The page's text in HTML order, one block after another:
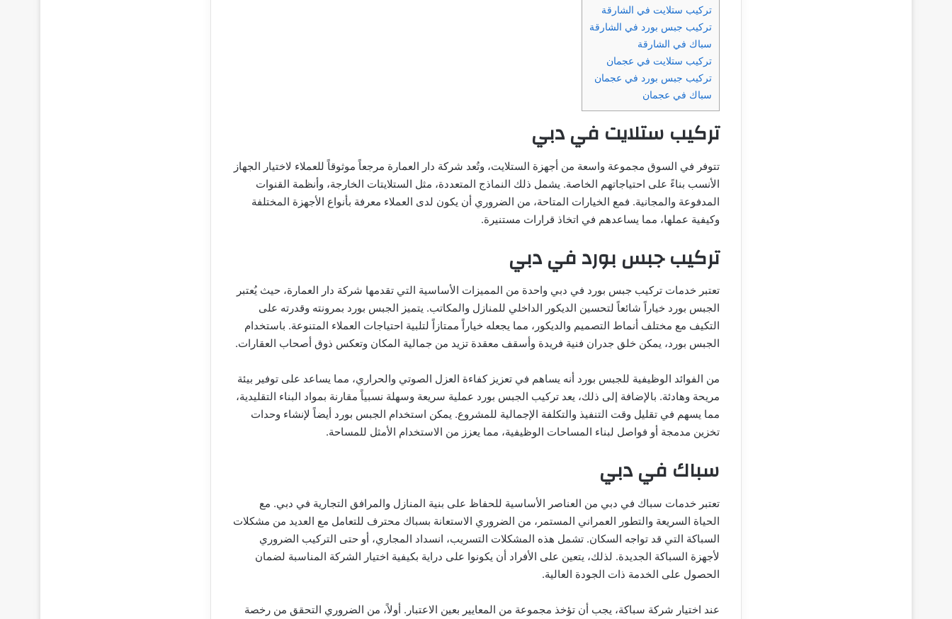
تركيب ستلايت في الشارقة
تركيب جبس بورد في الشارقة
سباك في الشارقة
تركيب ستلايت في عجمان
تركيب جبس بورد في عجمان
سباك في عجمان
تركيب ستلايت في دبي
تتوفر في السوق مجموعة واسعة من أجهزة الستلايت، وتُعد شركة دار العمارة مرجعاً موثوقاً للعملاء لاختيار الجهاز
الأنسب بناءً على احتياجاتهم الخاصة. يشمل ذلك النماذج المتعددة، مثل الستلايتات الخارجة، وأنظمة القنوات
المدفوعة والمجانية. فمع الخيارات المتاحة، من الضروري أن يكون لدى العملاء معرفة بأنواع الأجهزة المختلفة
وكيفية عملها، مما يساعدهم في اتخاذ قرارات مستنيرة.
تركيب جبس بورد في دبي
تعتبر خدمات تركيب جبس بورد في دبي واحدة من المميزات الأساسية التي تقدمها شركة دار العمارة، حيث يُعتبر
الجبس بورد خياراً شائعاً لتحسين الديكور الداخلي للمنازل والمكاتب. يتميز الجبس بورد بمرونته وقدرته على
التكيف مع مختلف أنماط التصميم والديكور، مما يجعله خياراً ممتازاً لتلبية احتياجات العملاء المتنوعة. باستخدام
الجبس بورد، يمكن خلق جدران فنية فريدة وأسقف معقدة تزيد من جمالية المكان وتعكس ذوق أصحاب العقارات.
من الفوائد الوظيفية للجبس بورد أنه يساهم في تعزيز كفاءة العزل الصوتي والحراري، مما يساعد على توفير بيئة
مريحة وهادئة. بالإضافة إلى ذلك، يعد تركيب الجبس بورد عملية سريعة وسهلة نسبياً مقارنة بمواد البناء التقليدية،
مما يسهم في تقليل وقت التنفيذ والتكلفة الإجمالية للمشروع. يمكن استخدام الجبس بورد أيضاً لإنشاء وحدات
تخزين مدمجة أو فواصل لبناء المساحات الوظيفية، مما يعزز من الاستخدام الأمثل للمساحة.
سباك في دبي
تعتبر خدمات سباك في دبي من العناصر الأساسية للحفاظ على بنية المنازل والمرافق التجارية في دبي. مع
الحياة السريعة والتطور العمراني المستمر، من الضروري الاستعانة بسباك محترف للتعامل مع العديد من مشكلات
السباكة التي قد تواجه السكان. تشمل هذه المشكلات التسريب، انسداد المجاري، أو حتى التركيب الضروري
لأجهزة السباكة الجديدة. لذلك، يتعين على الأفراد أن يكونوا على دراية بكيفية اختيار الشركة المناسبة لضمان
الحصول على الخدمة ذات الجودة العالية.
عند اختيار شركة سباكة، يجب أن تؤخذ مجموعة من المعايير بعين الاعتبار. أولاً، من الضروري التحقق من رخصة